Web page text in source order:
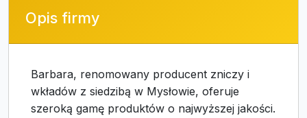
Opis firmy
Barbara, renomowany producent zniczy i
wkładów z siedzibą w Mysłowie, oferuje
szeroką gamę produktów o najwyższej jakości.